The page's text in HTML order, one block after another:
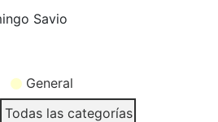
Savio
General
Todas las categorías